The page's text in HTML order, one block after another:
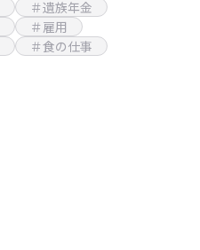
＃遺族年金
＃雇用
＃食の仕事